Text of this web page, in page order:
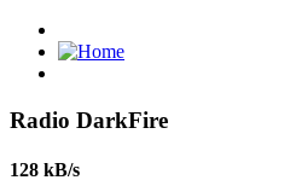
Radio DarkFire
128 kB/s